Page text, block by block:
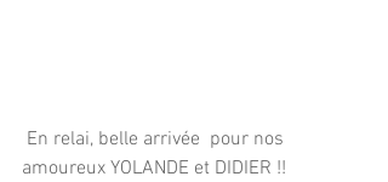
amoureux YOLANDE et DIDIER !!